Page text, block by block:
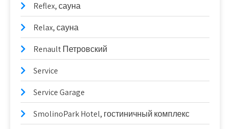
Reflex, сауна
Relax, сауна
Renault Петровский
Service
Service Garage
SmolinoPark Hotel, гостиничный комплекс